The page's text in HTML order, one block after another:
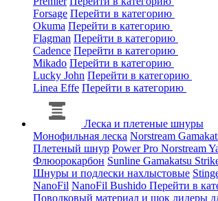
Forsage Перейти в категорию
Okuma Перейти в категорию
Flagman Перейти в категорию
Cadence Перейти в категорию
Mikado Перейти в категорию
Lucky John Перейти в категорию
Linea Effe Перейти в категорию
Леска и плетеные шнуры
Монофильная леска Norstream
Плетеный шнур Power Pro Norstream
Флюорокарбон Sunline Gamakatsu
Шнуры и подлески нахлыстовые
NanoFil NanoFil Bushido Перейти в
Поводковый материал и шок лидеры